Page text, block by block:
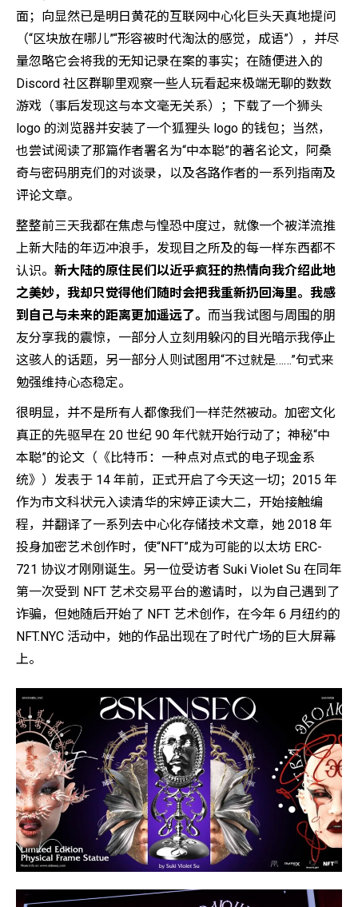
面；向显然已是明日黄花的互联网中心化巨头天真地提问
（“区块放在哪儿”“形容被时代淘汰的感觉，成语”），并尽
量忽略它会将我的无知记录在案的事实；在随便进入的
Discord 社区群聊里观察一些人玩看起来极端无聊的数数
游戏（事后发现这与本文毫无关系）；下载了一个狮头
logo 的浏览器并安装了一个狐狸头 logo 的钱包；当然，
也尝试阅读了那篇作者署名为“中本聪”的著名论文，阿桑
奇与密码朋克们的对谈录，以及各路作者的一系列指南及
评论文章。
整整前三天我都在焦虑与惶恐中度过，就像一个被洋流推
上新大陆的年迈冲浪手，发现目之所及的每一样东西都不
认识。 新大陆的原住民们以近乎疯狂的热情向我介绍此地
之美妙，我却只觉得他们随时会把我重新扔回海里。我感
到自己与未来的距离更加遥远了。 而当我试图与周围的朋
友分享我的震惊，一部分人立刻用躲闪的目光暗示我停止
这骇人的话题，另一部分人则试图用“不过就是……”句式来
勉强维持心态稳定。
很明显，并不是所有人都像我们一样茫然被动。加密文化
真正的先驱早在 20 世纪 90 年代就开始行动了；神秘“中
本聪”的论文（《比特币：一种点对点式的电子现金系
统》）发表于 14 年前，正式开启了今天这一切；2015 年
作为市文科状元入读清华的宋婷正读大二，开始接触编
程，并翻译了一系列去中心化存储技术文章，她 2018 年
投身加密艺术创作时，使“NFT”成为可能的以太坊 ERC-
721 协议才刚刚诞生。另一位受访者 Suki Violet Su 在同年
第一次受到 NFT 艺术交易平台的邀请时，以为自己遇到了
诈骗，但她随后开始了 NFT 艺术创作，在今年 6 月纽约的
NFT.NYC 活动中，她的作品出现在了时代广场的巨大屏幕
上。